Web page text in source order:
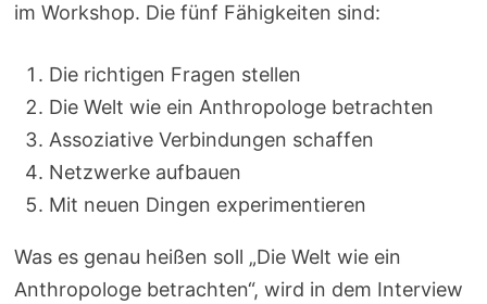
im Workshop. Die fünf Fähigkeiten sind:
Die richtigen Fragen stellen
Die Welt wie ein Anthropologe betrachten
Assoziative Verbindungen schaffen
Netzwerke aufbauen
Mit neuen Dingen experimentieren
Was es genau heißen soll „Die Welt wie ein
Anthropologe betrachten“, wird in dem Interview